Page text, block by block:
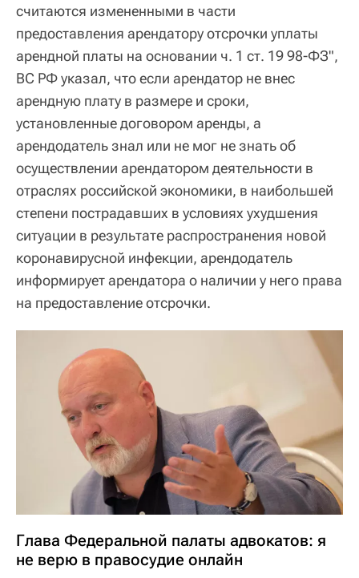
считаются измененными в части
предоставления арендатору отсрочки уплаты
арендной платы на основании ч. 1 ст. 19 98-ФЗ",
ВС РФ указал, что если арендатор не внес
арендную плату в размере и сроки,
установленные договором аренды, а
арендодатель знал или не мог не знать об
осуществлении арендатором деятельности в
отраслях российской экономики, в наибольшей
степени пострадавших в условиях ухудшения
ситуации в результате распространения новой
коронавирусной инфекции, арендодатель
информирует арендатора о наличии у него права
на предоставление отсрочки.
Глава Федеральной палаты адвокатов: я
не верю в правосудие онлайн